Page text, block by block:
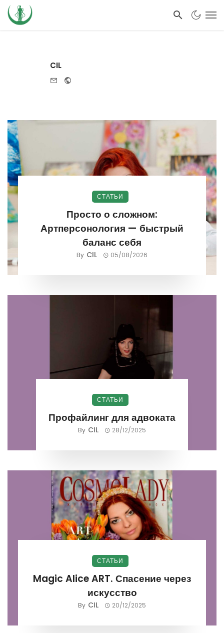
CIL
e-mail
СТАТЬИ
Просто о сложном:
Артперсонология — быстрый
баланс себя
By CIL 05/08/2026
СТАТЬИ
Профайлинг для адвоката
By CIL 28/12/2025
СТАТЬИ
Magic Alice ART. Спасение через
искусство
By CIL 20/12/2025